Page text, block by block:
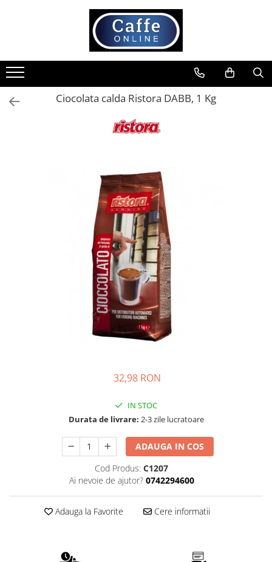
Cafea
Cafea Boabe
Capsule Cafea
Cappucino instant
Ciocolata calda
Pliculete Zahar si Miere
Siropuri
Ciocolata calda Ristora DABB, 1 Kg
32,98 RON
IN STOC
Durata de livrare: 2-3 zile lucratoare
ADAUGA IN COS
Cod Produs: C1207
Ai nevoie de ajutor? 0742294600
Adauga la Favorite Cere informatii